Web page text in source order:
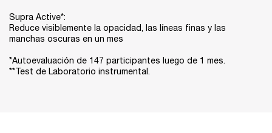
Supra Active*:
Reduce visiblemente la opacidad, las líneas finas y las
manchas oscuras en un mes​
*Autoevaluación de 147 participantes luego de 1 mes.
**Test de Laboratorio instrumental.​